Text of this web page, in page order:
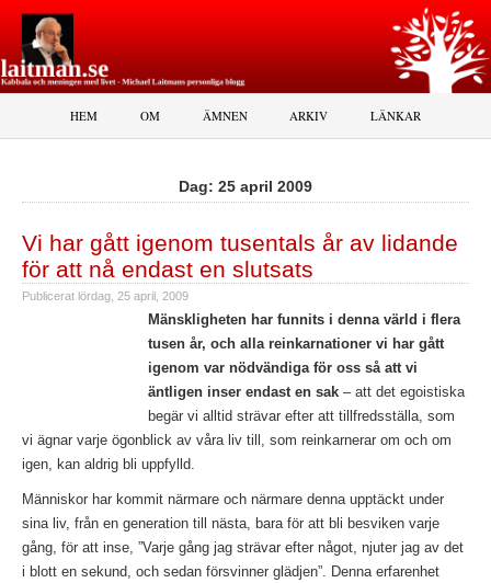
HEM OM ÄMNEN ARKIV LÄNKAR
Dag: 25 april 2009
Vi har gått igenom tusentals år av lidande
för att nå endast en slutsats
Publicerat lördag, 25 april, 2009
Mänskligheten har funnits i denna värld i flera
tusen år, och alla reinkarnationer vi har gått
igenom var nödvändiga för oss så att vi
äntligen inser endast en sak – att det egoistiska
begär vi alltid strävar efter att tillfredsställa, som
vi ägnar varje ögonblick av våra liv till, som reinkarnerar om och om
igen, kan aldrig bli uppfylld.
Människor har kommit närmare och närmare denna upptäckt under
sina liv, från en generation till nästa, bara för att bli besviken varje
gång, för att inse, ”Varje gång jag strävar efter något, njuter jag av det
i blott en sekund, och sedan försvinner glädjen”. Denna erfarenhet